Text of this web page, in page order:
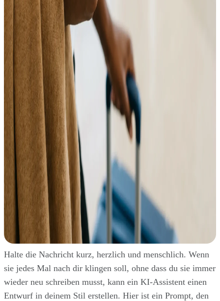
Halte die Nachricht kurz, herzlich und menschlich. Wenn
sie jedes Mal nach dir klingen soll, ohne dass du sie immer
wieder neu schreiben musst, kann ein KI-Assistent einen
Entwurf in deinem Stil erstellen. Hier ist ein Prompt, den